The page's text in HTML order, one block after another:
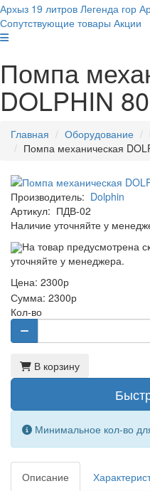
Архыз 19 литров Легенда гор
Сопутствующие товары Акции
Помпа
DOLPHIN
Главная Оборудование
Помпа механическая
Производитель: Dolphin
Артикул: ПДВ-02
Наличие уточняйте у
На товар предусмотрена
уточняйте у менеджера.
Цена: 2300р
Сумма: 2300р
Кол-во
В корзину
Минимальное кол-во
Описание